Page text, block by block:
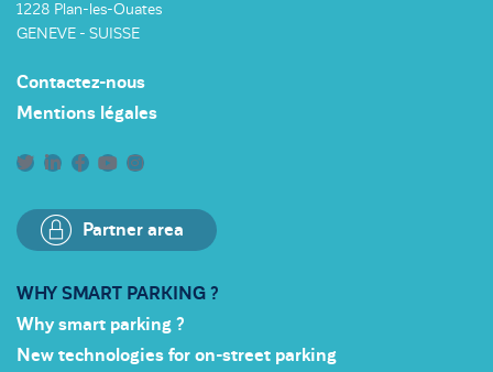
1228 Plan-les-Ouates
GENEVE - SUISSE
Contactez-nous
Mentions légales
Partner area
WHY SMART PARKING ?
Why smart parking ?
New technologies for on-street parking